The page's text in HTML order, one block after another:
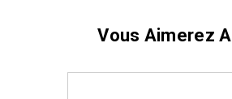
Vous Aimerez